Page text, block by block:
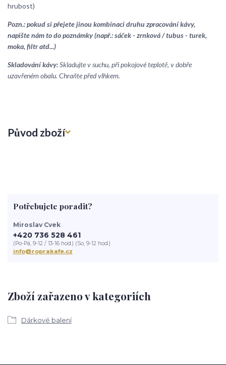
hrubost)
Pozn.: pokud si přejete jinou kombinaci druhu zpracování kávy,
napište nám to do poznámky (např.: sáček - zrnková / tubus - turek,
moka, filtr atd...)
Skladování kávy:Skladujte v suchu, při pokojové teplotě, v dobře
uzavřeném obalu. Chraňte před vlhkem.
Původ zboží
Zboží zařazeno v kategoriích
Dárkové balení
Potřebujete poradit?
Miroslav Cvek
+420 736 528 461
(Po-Pá, 9-12 / 13-16 hod.) (So, 9-12 hod.)
info@roprakafe.cz